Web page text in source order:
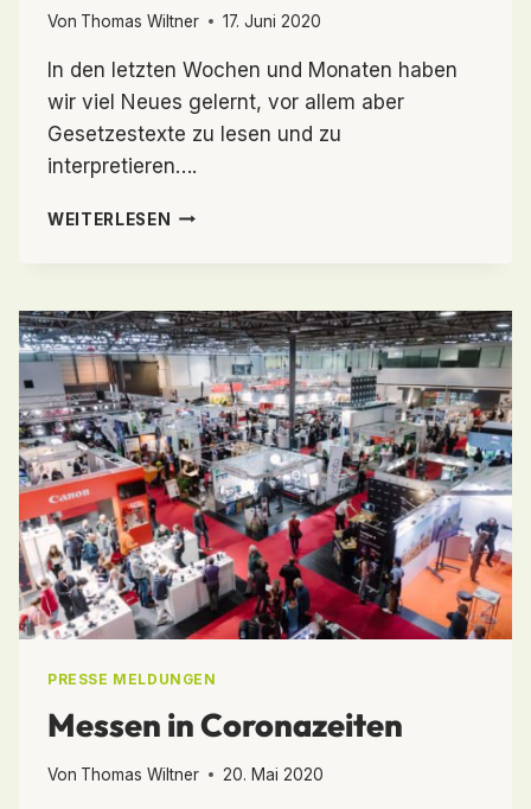
Von Thomas Wiltner 17. Juni 2020
In den letzten Wochen und Monaten haben
wir viel Neues gelernt, vor allem aber
Gesetzestexte zu lesen und zu
interpretieren….
WEITERLESEN
WE
BUSINESS
PRESSE MELDUNGEN
Messen in Coronazeiten
Von Thomas Wiltner 20. Mai 2020